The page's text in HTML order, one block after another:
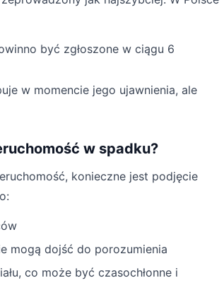
być zgłoszone w ciągu 6
w momencie jego ujawnienia, ale
w spadku?
konieczne jest podjęcie
mogą dojść do porozumienia
co może być czasochłonne i